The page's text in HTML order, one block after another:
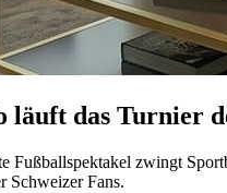
läuft das Turnier
zwingt
Schweizer Fans.